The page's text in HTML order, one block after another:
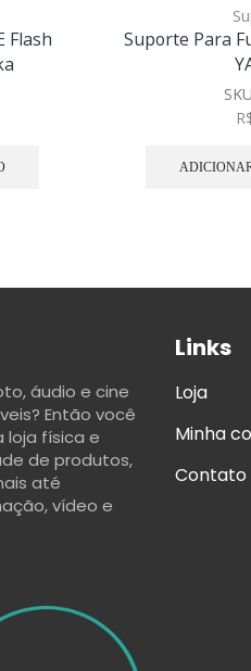
Flash
Suporte Para
áudio e cine
Então você
loja física e
de produtos,
até
vídeo e
Links
Loja
Minha
Contato